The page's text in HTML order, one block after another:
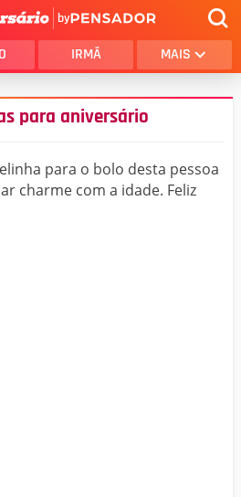
by
IRMÃ MAIS
para aniversário
para o bolo desta pessoa
charme com a idade. Feliz